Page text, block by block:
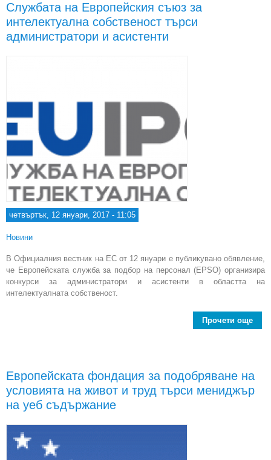
Службата на Европейския съюз за
интелектуална собственост търси
администратори и асистенти
четвъртък, 12 януари, 2017 - 11:05
Новини
В Официалния вестник на ЕС от 12 януари е публикувано обявление,
че Европейската служба за подбор на персонал (EPSO) организира
конкурси за администратори и асистенти в областта на
интелектуалната собственост.
Прочети още
на
Европейската фондация за подобряване на
условията на живот и труд търси мениджър
на уеб съдържание